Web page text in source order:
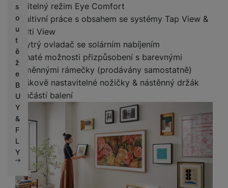
s
o
u
t
ě
ž
e
B
U
Y
&
F
L
Y
Volitelný režim Eye Comfort
Intuitivní práce s obsahem se systémy Tap View &
Multi View
Chytrý ovladač se solárním nabíjením
Bohaté možnosti přizpůsobení s barevnými
výměnnými rámečky (prodávány samostatně)
Výškově nastavitelné nožičky & nástěnný držák
součástí balení